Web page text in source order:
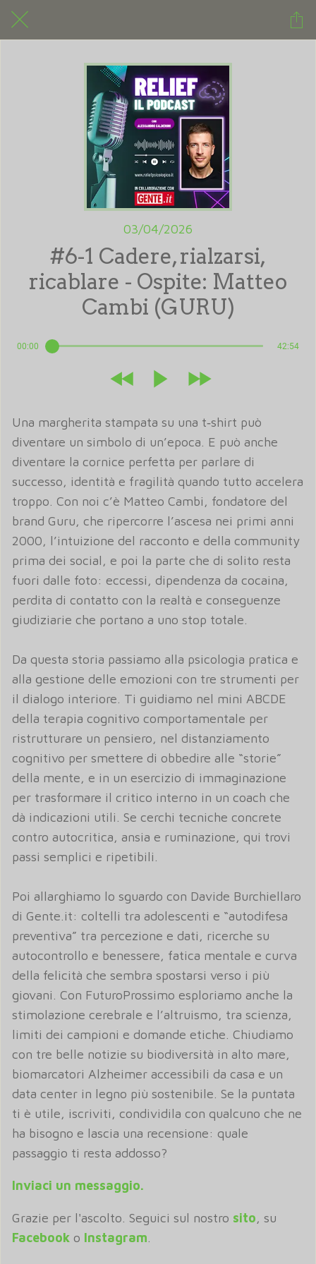
03/04/2026
#6-1 Cadere, rialzarsi,
ricablare - Ospite: Matteo
Cambi (GURU)
00:00 42:54
Una margherita stampata su una t‑shirt può
diventare un simbolo di un’epoca. E può anche
diventare la cornice perfetta per parlare di
successo, identità e fragilità quando tutto accelera
troppo. Con noi c’è Matteo Cambi, fondatore del
brand Guru, che ripercorre l’ascesa nei primi anni
2000, l’intuizione del racconto e della community
prima dei social, e poi la parte che di solito resta
fuori dalle foto: eccessi, dipendenza da cocaina,
perdita di contatto con la realtà e conseguenze
giudiziarie che portano a uno stop totale.
Da questa storia passiamo alla psicologia pratica e
alla gestione delle emozioni con tre strumenti per
il dialogo interiore. Ti guidiamo nel mini ABCDE
della terapia cognitivo comportamentale per
ristrutturare un pensiero, nel distanziamento
cognitivo per smettere di obbedire alle “storie”
della mente, e in un esercizio di immaginazione
per trasformare il critico interno in un coach che
dà indicazioni utili. Se cerchi tecniche concrete
contro autocritica, ansia e ruminazione, qui trovi
passi semplici e ripetibili.
Poi allarghiamo lo sguardo con Davide Burchiellaro
di Gente.it: coltelli tra adolescenti e “autodifesa
preventiva” tra percezione e dati, ricerche su
autocontrollo e benessere, fatica mentale e curva
della felicità che sembra spostarsi verso i più
giovani. Con FuturoProssimo esploriamo anche la
stimolazione cerebrale e l’altruismo, tra scienza,
limiti dei campioni e domande etiche. Chiudiamo
con tre belle notizie su biodiversità in alto mare,
biomarcatori Alzheimer accessibili da casa e un
data center in legno più sostenibile. Se la puntata
ti è utile, iscriviti, condividila con qualcuno che ne
ha bisogno e lascia una recensione: quale
passaggio ti resta addosso?
Inviaci un messaggio.
Grazie per l'ascolto. Seguici sul nostro sito, su
Facebook o Instagram